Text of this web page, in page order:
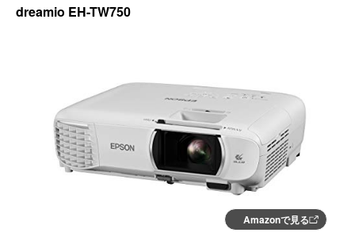
dreamio EH-TW750
Amazonで見る